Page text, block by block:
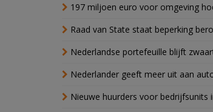
197 miljoen euro voor omgeving
Raad van State staat beperking
Nederlandse portefeuille blijft
Nederlander geeft meer uit aan
Nieuwe huurders voor bedrijfsunits